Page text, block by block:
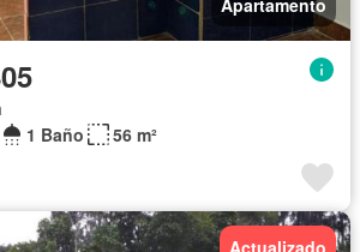
1 Baño 56 m²
Actualizado